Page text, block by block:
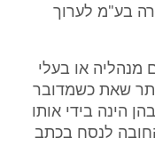
בע"מ לערוך
מנהליה או בעלי
שאת כשמדובר
הינה בידי אותו
לנסח בכתב